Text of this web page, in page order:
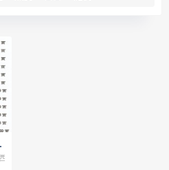
速效通经术网盘
术下载
术网盘
医槌疗术
术下载
术网盘
载学习
真传电子书